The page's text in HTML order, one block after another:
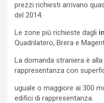
prezzi richiesti arrivano
del 2014.
Le zone più richieste dagli
Quadrilatero, Brera e
La domanda straniera è
rappresentanza con
uguale o maggiore ai 300
edifici di rappresentanza.